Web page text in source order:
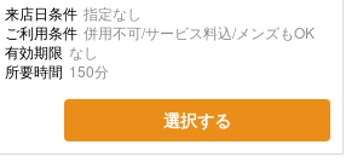
来店日条件 指定なし
ご利用条件 併用不可/サービス料込/メンズもOK
有効期限 なし
所要時間 150分
選択する